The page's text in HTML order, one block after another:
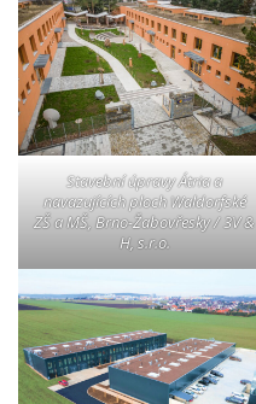
Stavební úpravy Átria a
navazujících ploch Waldorfské
ZŠ a MŠ, Brno-Žabovřesky / 3V &
H, s.r.o.